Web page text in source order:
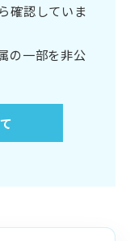
確認していま
の一部を非公